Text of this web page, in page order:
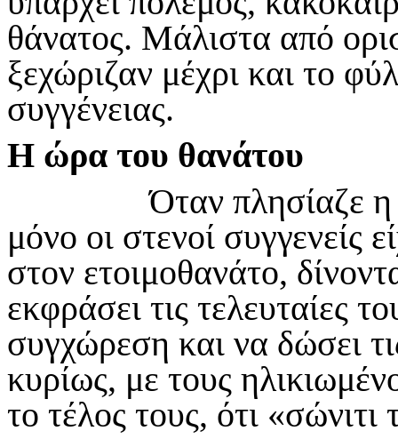
θάνατος. Μάλιστα από
ξεχώριζαν μέχρι και το
συγγένειας.
Η ώρα του θανάτου
Όταν πλησίαζε η
μόνο οι στενοί συγγενείς
στον ετοιμοθανάτο,
εκφράσει τις τελευταίες
συγχώρεση και να δώσει
κυρίως, με τους
το τέλος τους, ότι